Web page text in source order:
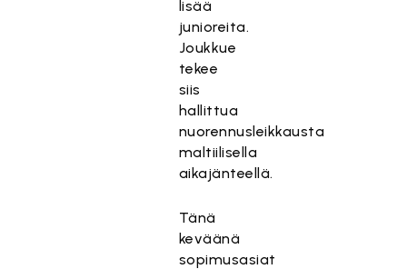
lisää
junioreita.
Joukkue
tekee
siis
hallittua
nuorennusleikkausta
maltiilisella
aikajänteellä.
Tänä
keväänä
sopimusasiat